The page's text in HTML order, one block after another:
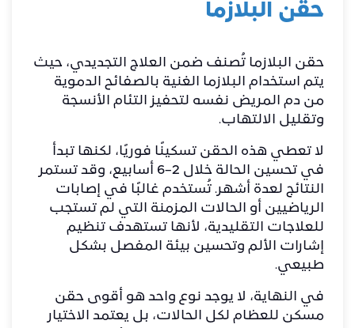
حقن البلازما
حقن البلازما تُصنف ضمن العلاج التجديدي، حيث
يتم استخدام البلازما الغنية بالصفائح الدموية
من دم المريض نفسه لتحفيز التئام الأنسجة
وتقليل الالتهاب.
لا تعطي هذه الحقن تسكينًا فوريًا، لكنها تبدأ
في تحسين الحالة خلال 2–6 أسابيع، وقد تستمر
النتائج لعدة أشهر. تُستخدم غالبًا في إصابات
الرياضيين أو الحالات المزمنة التي لم تستجب
للعلاجات التقليدية، لأنها تستهدف تنظيم
إشارات الألم وتحسين بيئة المفصل بشكل
طبيعي.
في النهاية، لا يوجد نوع واحد هو أقوى حقن
مسكن للعظام لكل الحالات، بل يعتمد الاختيار